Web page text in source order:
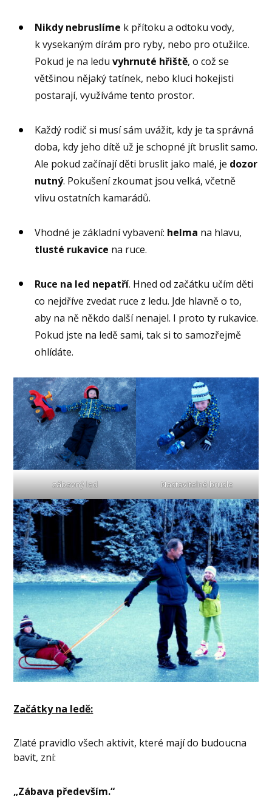
Nikdy nebruslíme k přítoku a odtoku vody,
k vysekaným dírám pro ryby, nebo pro otužilce.
Pokud je na leduvyhrnuté hřiště, o což se
většinou nějaký tatínek, nebo kluci hokejisti
postarají, využíváme tento prostor.
Každý rodič si musí sám uvážit, kdy je ta správná
doba, kdy jeho dítě už je schopné jít bruslit samo.
Ale pokud začínají děti bruslit jako malé, je dozor
nutný. Pokušení zkoumat jsou velká, včetně
vlivu ostatních kamarádů.
Vhodné je základní vybavení: helma na hlavu,
tlusté rukavice na ruce.
Ruce na led nepatří. Hned od začátku učím děti
co nejdříve zvedat ruce z ledu. Jde hlavně o to,
aby na ně někdo další nenajel. I proto ty rukavice.
Pokud jste na ledě sami, tak si to samozřejmě
ohlídáte.
zábavný led Nastavitelné brusle
Začátky na ledě:
Zlaté pravidlo všech aktivit, které mají do budoucna
bavit, zní:
„Zábava především.“